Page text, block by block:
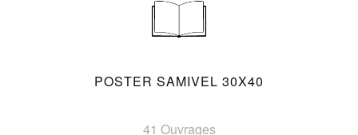
POSTER SAMIVEL 30X40
41 Ouvrages